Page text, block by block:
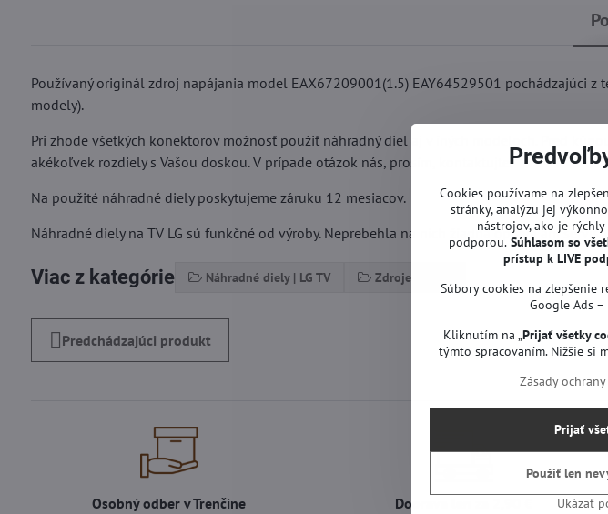
Používaný originál zdroj napájania model EAX67209001(1.5) EAY64529501 pochádzajúci z
modely).
Pri zhode všetkých konektorov možnosť použiť náhradný diel aj v iných modeloch. Pred
akékoľvek rozdiely s Vašou doskou. V prípade otázok nás, prosím, kontaktujte.
Na použité náhradné diely poskytujeme záruku 12 mesiacov.
Náhradné diely na TV LG sú funkčné od výroby. Neprebehla na nich žiadna oprava ani servis.
Viac z kategórie Náhradné diely | LG TV Zdroje | LG TV
Predchádzajúci produkt
Osobný odber v Trenčíne Doprava len za 2,90 €
Cookies používame na
stránky, analýzu jej
nástrojov, ako je
podporou. Súhlasom so
prístup k LIVE
Súbory cookies na zlepšenie
Google Ads –
Kliknutím na „Prijať všetky
týmto spracovaním. Nižšie si
Zásady
Ukázať
Prijať
Použiť len